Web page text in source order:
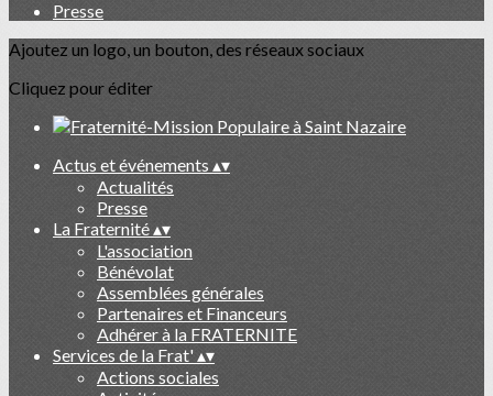
Presse
Ajoutez un logo, un bouton, des réseaux sociaux
Cliquez pour éditer
Actus et événements ▴▾
Actualités
Presse
La Fraternité▴▾
L'association
Bénévolat
Assemblées générales
Partenaires et Financeurs
Adhérer à la FRATERNITE
Services de la Frat'▴▾
Actions sociales